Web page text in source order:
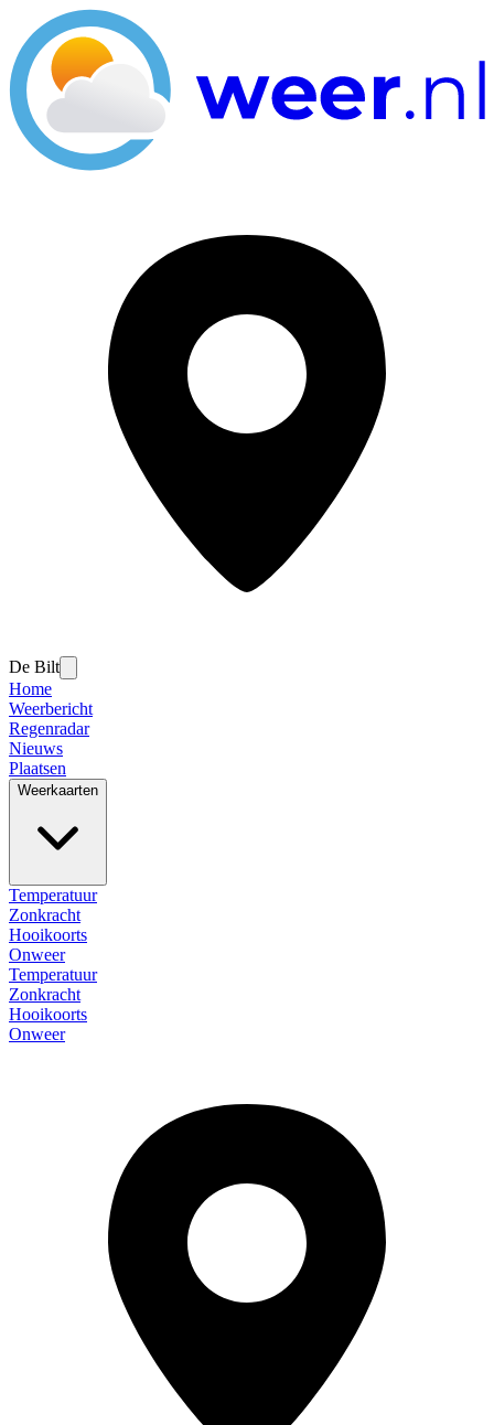
De Bilt
Home
Weerbericht
Regenradar
Nieuws
Plaatsen
Weerkaarten
Temperatuur
Zonkracht
Hooikoorts
Onweer
Temperatuur
Zonkracht
Hooikoorts
Onweer